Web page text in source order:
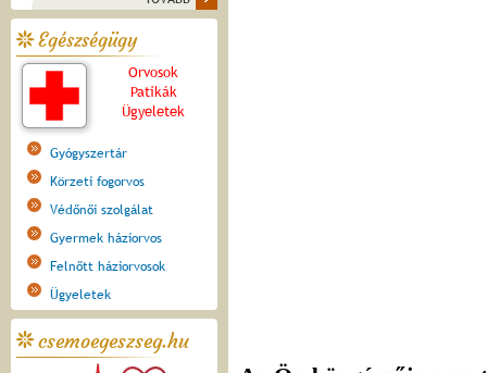
Egészségügy
Orvosok
Patikák
Ügyeletek
Gyógyszertár
Körzeti fogorvos
Védőnői szolgálat
Gyermek háziorvos
Felnőtt háziorvosok
Ügyeletek
csemoegeszseg.hu